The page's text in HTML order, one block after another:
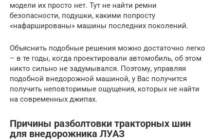
модели их просто нет. Тут не найти ремни
безопасности, подушки, какими попросту
«нафаршированы» машины последних поколений.
Объяснить подобные решения можно достаточно легко
– в те годы, когда проектировали автомобиль, об этом
никто сильно не задумывался. Поэтому, управляя
подобной внедорожной машиной, у Вас получится
получить неповторимые ощущения, которых не найти
на современных джипах.
Причины разболтовки тракторных шин
для внедорожника ЛУАЗ